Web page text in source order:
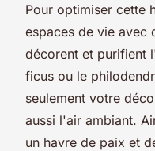
Pour optimiser cette
espaces de vie avec
décorent et purifient
ficus ou le
seulement votre
aussi l'air ambiant.
un havre de paix et